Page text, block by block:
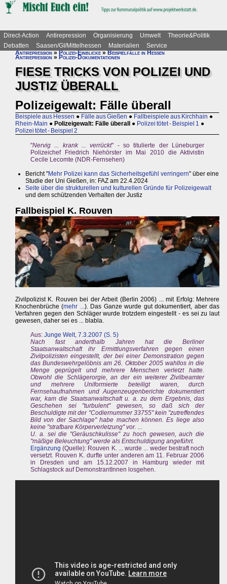
Direct-Action Antirepression Organisierung Umwelt
Theorie&Politik
Debatten
Saasen/GI/Mittelhessen Materialien
Service
Antirepression»Polizei-Einblicke»Beispielfälle in Hessen
Antirepression » Polizei-Dokumentationen
FIESE TRICKS VON POLIZEI UND
JUSTIZ ÜBERALL
Polizeigewalt: Fälle überall
Beispiele aus Hessen ● Fälle aus Gießen ● Fallbeispiele aus Kirchhain ●
Rhein-Main ● Polizeigewalt: Fälle überall ● Polizei tötet - Beispiel 1 ●
Polizei tötet - Beispiel 2
"Nervig ... krank ... verrückt" - so titulierte der Lüneburger
Polizeichef Friedrich Niehörster im Mai 2010 die Aktivistin
Cecile Lecomte (NDR-Fernsehen)
Bericht "Mehr Polizei kann das Sicherheitsgefühl verringern" über eine
Studie der Uni Gießen, in: FAZ am 22.4.2024
Seite über die strukturellen und kulturellen Gründe für Polizeigewalt
und dem schützenden Verhalten der Justiz
Fallbeispiel K. Rouven
Zivilpolizist K. Rouven bei der Arbeit (Berlin 2006) ... mit Erfolg: Mehrere
Knochenbrüche (mehr ...). Das Ganze wurde gut dokumentiert, aber das
Verfahren gegen den Schläger wurde trotzdem eingestellt - es sei zu laut
gewesen, daher sei es ... blabla.
Aus: Junge Welt, 7.3.2007 (S. 5)
Nach fast anderthalb Jahren hat die Berliner
Staatsanwaltschaft ihr Ermittlungsverfahren gegen einen
Zivilpolizisten eingestellt, der bei einer Demonstration gegen
das Bundeswehrgelöbnis am 26. Oktober 2005 wahllos in die
Menge geprügelt und mehrere Menschen verletzt hatte.
Obwohl die Schlägerorgie, an der ein weiterer Zivilbeamter
und mehrere Uniformierte beteiligt waren, durch
Fernsehaufnahmen und Augenzeugenberichte dokumentiert
war, kam die Staatsanwaltschaft u. a. zu dem Ergebnis, das
Geschehen sei "turbulent" gewesen, so daß sich der
Beschuldigte mit der "Codiernummer 33755" kein "zutreffendes
Bild von der Sachlage" habe machen können. Es liege also
keine "strafbare Körperverletzung" vor. ...
U. a. sei die "Geräuschkulisse" zu hoch gewesen, auch die
"mäßige Beleuchtung" werde als Entschuldigung angeführt.
Ergänzung (Quelle): Rouven K. ... wurde ... weder bestraft noch
versetzt. Rouven K. durfte unter anderen am 11. Februar 2006
in Dresden und am 15.12.2007 in Hamburg wieder mit
Schlagstock auf DemonstrantInnen losgehen.